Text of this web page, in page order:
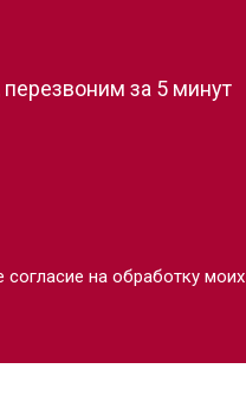
за 5 минут
на обработку моих